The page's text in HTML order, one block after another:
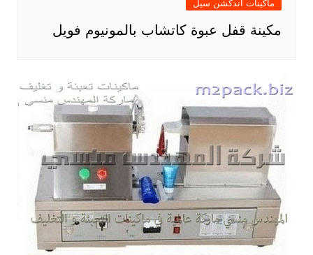
ماكينات اندكشن سيل
مكينة قفل عبوة كاتشاب بالمونيوم فويل